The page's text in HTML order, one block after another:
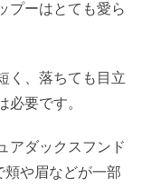
プーはとても愛ら
く、落ちても目立
必要です。
アダックスフンド
や眉などが一部